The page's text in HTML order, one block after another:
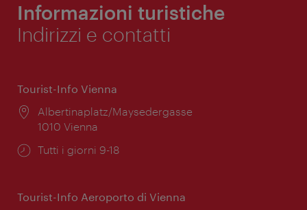
Informazioni turistiche
Indirizzi e contatti
Tourist-Info Vienna
Posizione:
Albertinaplatz/Maysedergasse
1010 Vienna
Orari
Tutti i giorni 9-18
Tourist-Info Aeroporto di Vienna